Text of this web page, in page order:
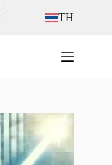
TH